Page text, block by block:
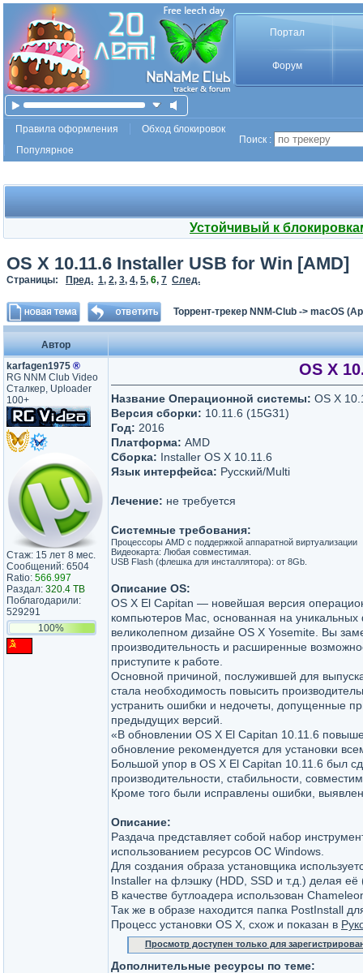
Портал
Форум
Правила оформления
Обход блокировок
Популярное
Поиск :
Устойчивый к
OS X 10.11.6 Installer USB for Win [AMD]
Страницы: Пред. 1, 2, 3, 4, 5, 6, 7 След.
Торрент-трекер NNM-Club -> macOS
Автор
karfagen1975 ®
RG NNM Club Video
Сталкер, Uploader
100+
Стаж: 15 лет 8 мес.
Сообщений: 6504
Ratio: 566.997
Раздал: 320.4 TB
Поблагодарили:
529291
100%
OS X
Название Операционной системы: OS X
Версия сборки: 10.11.6 (15G31)
Год: 2016
Платформа: AMD
Сборка: Installer OS X 10.11.6
Язык интерфейса: Русский/Multi
Лечение: не требуется
Системные требования:
Процессоры AMD с поддержкой аппаратной виртуализации
Видеокарта: Любая совместимая.
USB Flash (флешка для инсталлятора): от 8Gb.
Описание OS:
OS X El Capitan — новейшая версия
компьютеров Mac, основанная на уникальных
великолепном дизайне OS X Yosemite. Вы
производительность и расширенные
приступите к работе.
Основной причиной, послужившей для
стала необходимость повысить
устранить ошибки и недочеты, допущенные
предыдущих версий.
«В обновлении OS X El Capitan 10.11.6
обновление рекомендуется для установки
Большой упор в OS X El Capitan 10.11.6 был
производительности, стабильности,
Кроме того были исправлены ошибки,
Описание:
Раздача представляет собой набор
использованием ресурсов ОС Windows.
Для создания образа установщика
Installer на флэшку (HDD, SSD и т.д.) делая её
В качестве бутлоадера использован
Так же в образе находится папка PostInstall
Процесс установки OS X, схож и показан в
Просмотр доступен только для
Дополнительные ресурсы по теме: